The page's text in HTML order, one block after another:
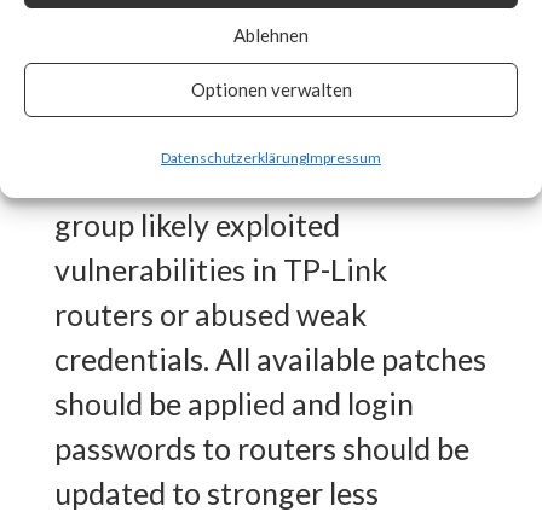
Ablehnen
Optionen verwalten
DatenschutzerklärungImpressum
What is the Vendor Solution?
group likely exploited
vulnerabilities in TP-Link
routers or abused weak
credentials. All available patches
should be applied and login
passwords to routers should be
updated to stronger less